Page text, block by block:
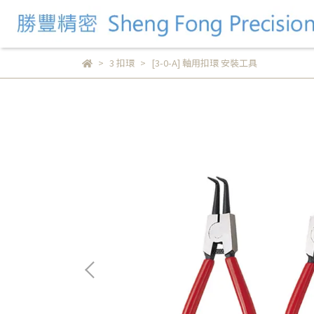
3 扣環 [3-0-A] 軸用扣環 安裝工具